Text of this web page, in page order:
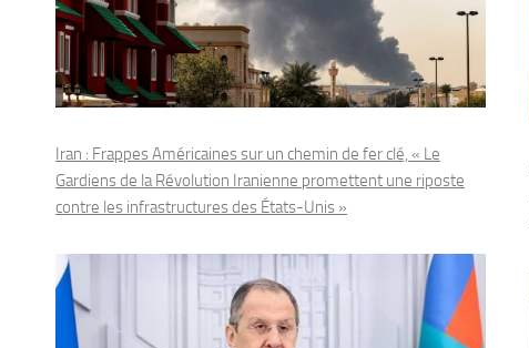
Iran : Frappes Américaines sur un chemin de fer clé, « Le
Gardiens de la Révolution Iranienne promettent une riposte
contre les infrastructures des États-Unis »